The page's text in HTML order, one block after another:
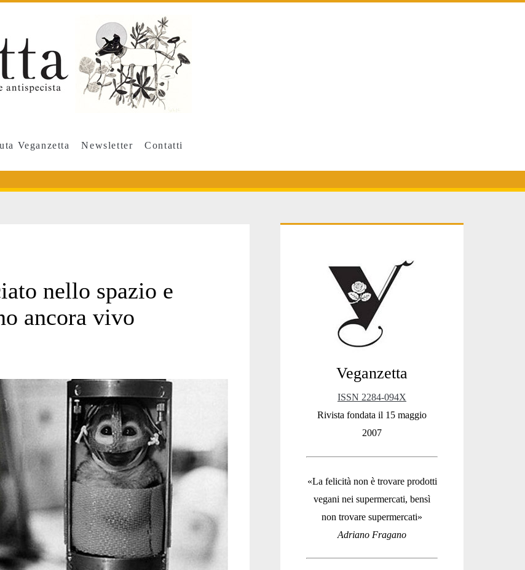
Veganzetta Newsletter Contatti
nello spazio e
ancora vivo
Sidebar
Veganzetta
ISSN 2284-094X
Rivista fondata il 15 maggio
2007
«La felicità non è trovare prodotti
vegani nei supermercati, bensì
non trovare supermercati»
Adriano Fragano